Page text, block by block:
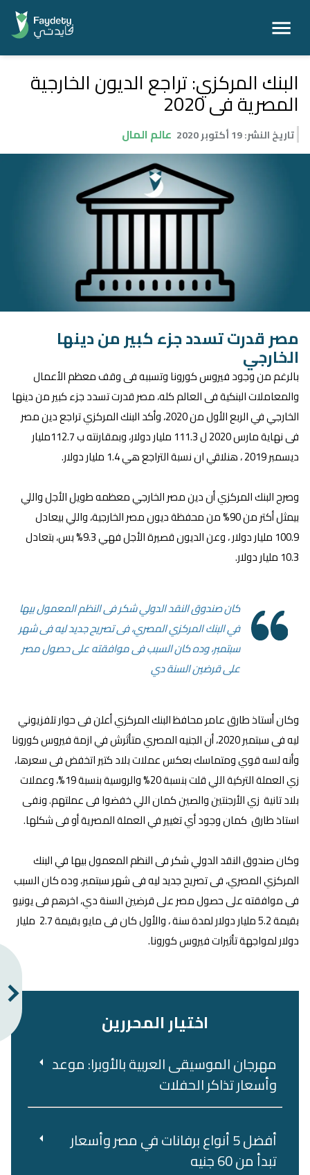
البنك المركزي: تراجع الديون الخارجية
المصرية فى 2020
تاريخ النشر:19 أكتوبر 2020 عالم المال
مصر قدرت تسدد جزء كبير من دينها
الخارجي
بالرغم من وجود فيروس كورونا وتسببه فى وقف معظم الأعمال
والمعاملات البنكية فى العالم كله، مصر قدرت تسدد جزء كبير من دينها
الخارجي في الربع الأول من 2020، وأكد البنك المركزي تراجع دين مصر
فى نهاية مارس 2020 ل
111.3 مليار دولار، وبمقارنته ب 112.7مليار
ديسمبر 2019 ، هنلاقي ان نسبة التراجع هي 1.4 مليار دولار.
وصرح البنك المركزي أن دين مصر الخارجي معظمه طويل الأجل واللي
بيمثل أكتر من 90% من محفظة ديون مصر الخارجية، واللي بيعادل
100.9 مليار دولار ، وعن الديون قصيرة الأجل فهي 9.3% بس، بتعادل
10.3 مليار دولار.
كان صندوق النقد الدولي شكر فى النظم المعمول بيها
في البنك المركزي المصري، فى تصريح جديد ليه فى شهر
سبتمبر، وده كان السبب فى موافقته على حصول مصر
على قرضين السنة دي
وكان أستاذ طارق عامر محافظ البنك المركزي أعلن فى حوار تلفزيوني
ليه فى سبتمبر 2020، أن الجنيه المصري متأثرش في ازمة فيروس كورونا
وأنه لسه قوي ومتماسك بعكس عملات بلاد كتير اتخفض فى سعرها،
زي العملة التركية اللي قلت بنسبة 20% والروسية بنسبة 19%، وعملات
بلاد تانية زي الأرجنتين والصين كمان اللي خفضوا فى عملتهم.ونفى
استاذ طارق كمان وجود أي تغيير في العملة المصرية أو فى شكلها.
وكان صندوق النقد الدولي شكر فى النظم المعمول بيها في البنك
المركزي المصري، فى تصريح جديد ليه فى شهر سبتمبر، وده كان السبب
فى موافقته على حصول مصر على قرضين السنة دي، اخرهم فى يونيو
بقيمة
5.2 مليار دولار لمدة سنة ، والأول كان فى مايو بقيمة 2.7 مليار
دولار لمواجهة تأثيرات فيروس كورونا.
اختيار المحررين
مهرجان الموسيقى العربية بالأوبرا: موعد
وأسعار تذاكر الحفلات
أفضل 5 أنواع برفانات في مصر وأسعار
تبدأ من 60 جنيه